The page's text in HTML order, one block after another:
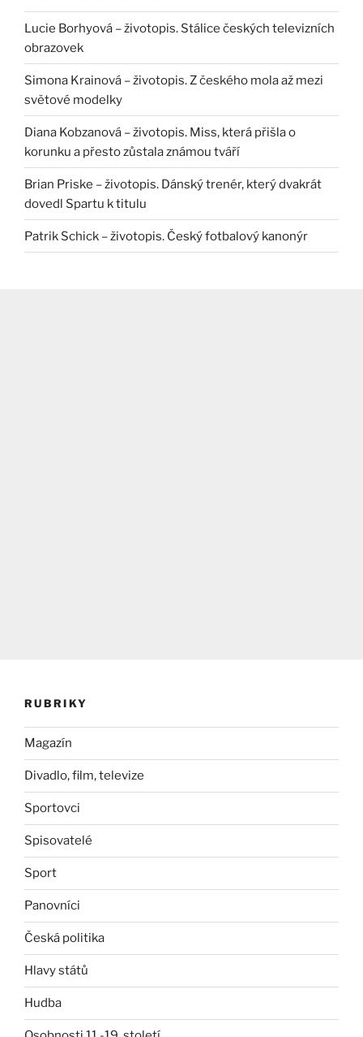
Lucie Borhyová – životopis. Stálice českých televizních
obrazovek
Simona Krainová – životopis. Z českého mola až mezi
světové modelky
Diana Kobzanová – životopis. Miss, která přišla o
korunku a přesto zůstala známou tváří
Brian Priske – životopis. Dánský trenér, který dvakrát
dovedl Spartu k titulu
Patrik Schick – životopis. Český fotbalový kanonýr
RUBRIKY
Magazín
Divadlo, film, televize
Sportovci
Spisovatelé
Sport
Panovníci
Česká politika
Hlavy států
Hudba